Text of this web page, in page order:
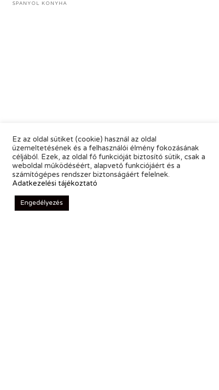
SPANYOL KONYHA
Ez az oldal sütiket (cookie) használ az oldal
üzemeltetésének és a felhasználói élmény fokozásának
céljából. Ezek, az oldal fő funkcióját biztosító sütik, csak a
weboldal működéséért, alapvető funkciójáért és a
számítógépes rendszer biztonságáért felelnek.
Adatkezelési tájékoztató
Engedélyezés